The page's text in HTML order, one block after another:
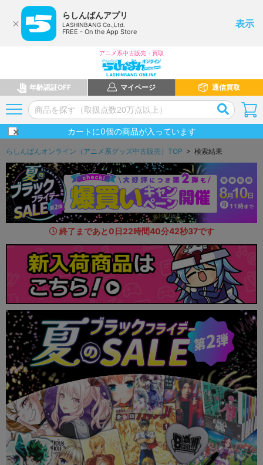
らしんばんアプリ
LASHINBANG Co.,Ltd.
FREE - On the App Store
表示
アニメ系中古販売・買取
年齢認証OFF マイページ 通信買取
カートに0個の商品が入っています
らしんばんオンライン（アニメ系グッズ中古販売）TOP > 検索結果
終了まであと0日22時間40分41秒02です